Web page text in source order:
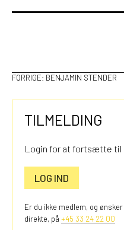
FORRIGE: BENJAMIN STENDER
TILMELDING
Login for at fortsætte til
LOG IND
Er du ikke medlem, og
direkte, på +45 33 24 22 00